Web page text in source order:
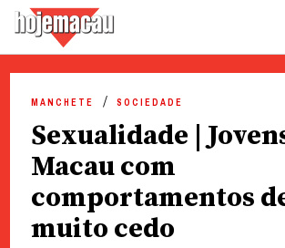
content
MANCHETE SOCIEDADE
Sexualidade |
Macau com
comportamentos
muito cedo